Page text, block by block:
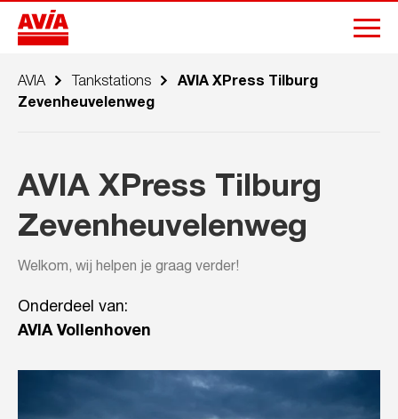
AVIA Tankstations
AVIA XPress Tilburg
Zevenheuvelenweg
AVIA XPress Tilburg
Zevenheuvelenweg
Welkom, wij helpen je graag verder!
Onderdeel van:
AVIA Vollenhoven